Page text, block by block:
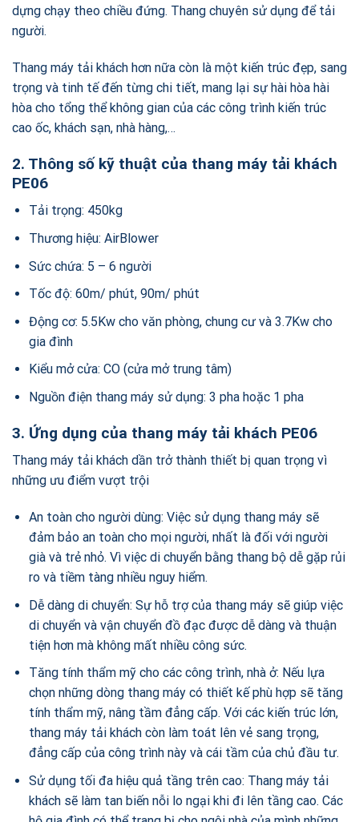
dựng chạy theo chiều đứng. Thang chuyên sử dụng để tải
người.
Thang máy tải khách hơn nữa còn là một kiến trúc đẹp, sang
trọng và tinh tế đến từng chi tiết, mang lại sự hài hòa hài
hòa cho tổng thể không gian của các công trình kiến trúc
cao ốc, khách sạn, nhà hàng,…
2. Thông số kỹ thuật của thang máy tải khách
PE06
Tải trọng: 450kg
Thương hiệu: AirBlower
Sức chứa: 5 – 6 người
Tốc độ: 60m/ phút, 90m/ phút
Động cơ: 5.5Kw cho văn phòng, chung cư và 3.7Kw cho
gia đình
Kiểu mở cửa: CO (cửa mở trung tâm)
Nguồn điện thang máy sử dụng: 3 pha hoặc 1 pha
3. Ứng dụng của thang máy tải khách PE06
Thang máy tải khách dần trở thành thiết bị quan trọng vì
những ưu điểm vượt trội
An toàn cho người dùng: Việc sử dụng thang máy sẽ
đảm bảo an toàn cho mọi người, nhất là đối với người
già và trẻ nhỏ. Vì việc di chuyển bằng thang bộ dễ gặp rủi
ro và tiềm tàng nhiều nguy hiểm.
Dễ dàng di chuyển: Sự hỗ trợ của thang máy sẽ giúp việc
di chuyển và vận chuyển đồ đạc được dễ dàng và thuận
tiện hơn mà không mất nhiều công sức.
Tăng tính thẩm mỹ cho các công trình, nhà ở: Nếu lựa
chọn những dòng thang máy có thiết kế phù hợp sẽ tăng
tính thẩm mỹ, nâng tầm đẳng cấp. Với các kiến trúc lớn,
thang máy tải khách còn làm toát lên vẻ sang trọng,
đẳng cấp của công trình này và cái tầm của chủ đầu tư.
Sử dụng tối đa hiệu quả tầng trên cao: Thang máy tải
khách sẽ làm tan biến nỗi lo ngại khi đi lên tầng cao. Các